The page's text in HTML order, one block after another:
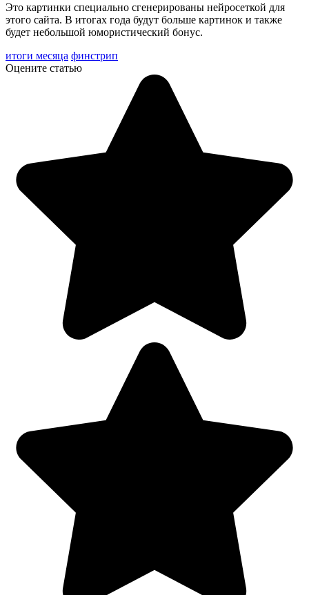
Это картинки специально сгенерированы нейросеткой для
этого сайта. В итогах года будут больше картинок и также
будет небольшой юмористический бонус.
итоги месяца финстрип
Оцените статью